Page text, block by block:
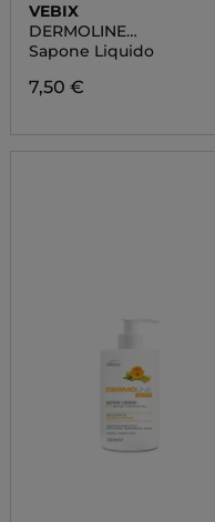
VEBIX
DERMOLINE
ENERGIZZANTE
Sapone Liquido
7,50 €